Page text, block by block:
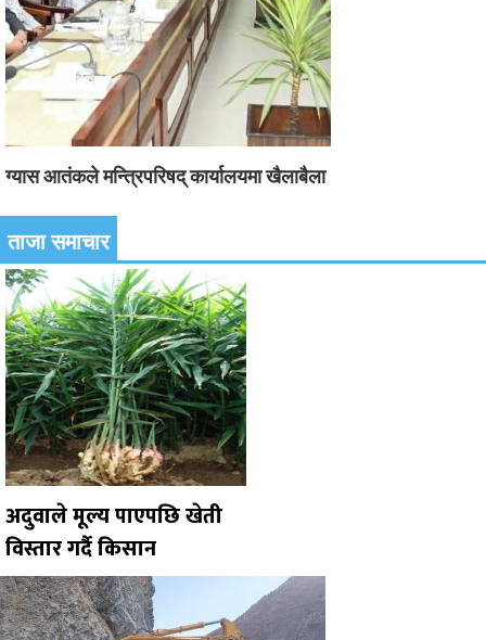
ग्यास आतंकले मन्त्रिपरिषद् कार्यालयमा खैलाबैला
ताजा समाचार
अदुवाले मूल्य पाएपछि खेती
विस्तार गर्दै किसान